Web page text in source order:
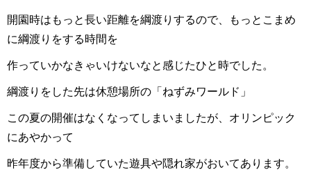
開園時はもっと長い距離を綱渡りするので、もっとこまめ
に綱渡りをする時間を
作っていかなきゃいけないなと感じたひと時でした。
綱渡りをした先は休憩場所の「ねずみワールド」
この夏の開催はなくなってしまいましたが、オリンピック
にあやかって
昨年度から準備していた遊具や隠れ家がおいてあります。